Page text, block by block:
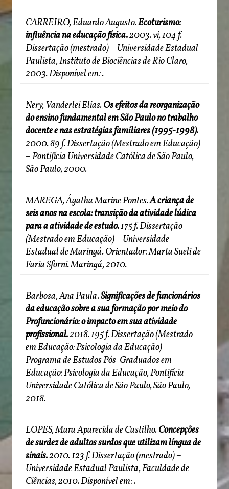
CARREIRO, Eduardo Augusto.Ecoturismo:
influência na educação física.2003. vi, 104 f.
Dissertação (mestrado) – Universidade Estadual
Paulista, Instituto de Biociências de Rio Claro,
2003. Disponível em:.
Nery, Vanderlei Elias.Os efeitos da reorganização
do ensino fundamental em São Paulo no trabalho
docente e nas estratégias familiares (1995-1998).
2000. 89 f. Dissertação (Mestrado em Educação)
– Pontifícia Universidade Católica de São Paulo,
São Paulo, 2000.
MAREGA, Ágatha Marine Pontes.A criança de
seis anos na escola: transição da atividade lúdica
para a atividade de estudo.175 f. Dissertação
(Mestrado em Educação) – Universidade
Estadual de Maringá. Orientador: Marta Sueli de
Faria Sforni. Maringá, 2010.
Barbosa, Ana Paula.Significações de funcionários
da educação sobre a sua formação por meio do
Profuncionário: o impacto em sua atividade
profissional.2018. 195 f. Dissertação (Mestrado
em Educação: Psicologia da Educação) –
Programa de Estudos Pós-Graduados em
Educação: Psicologia da Educação, Pontifícia
Universidade Católica de São Paulo, São Paulo,
2018.
LOPES, Mara Aparecida de Castilho.Concepções
de surdez de adultos surdos que utilizam língua de
sinais.2010. 123 f. Dissertação (mestrado) –
Universidade Estadual Paulista, Faculdade de
Ciências, 2010. Disponível em:.